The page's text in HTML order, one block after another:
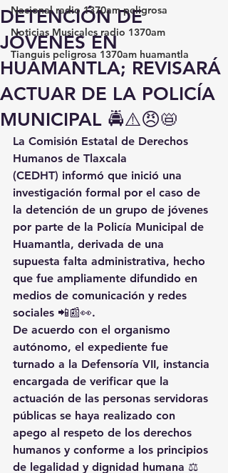
Nacional radio 1370am peligrosa
Noticias Musicales radio 1370am
Tianguis peligrosa 1370am huamantla
DETENCIÓN DE
JÓVENES EN
HUAMANTLA; REVISARÁ
ACTUAR DE LA POLICÍA
MUNICIPAL 🚔⚠️😠📛
La Comisión Estatal de Derechos
Humanos de Tlaxcala
(CEDHT) informó que inició una
investigación formal por el caso de
la detención de un grupo de jóvenes
por parte de la Policía Municipal de
Huamantla, derivada de una
supuesta falta administrativa, hecho
que fue ampliamente difundido en
medios de comunicación y redes
sociales 📲📰👀.
De acuerdo con el organismo
autónomo, el expediente fue
turnado a la Defensoría VII, instancia
encargada de verificar que la
actuación de las personas servidoras
públicas se haya realizado con
apego al respeto de los derechos
humanos y conforme a los principios
de legalidad y dignidad humana ⚖️